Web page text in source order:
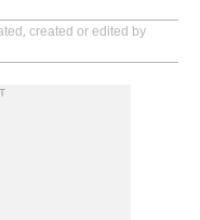
created or edited by